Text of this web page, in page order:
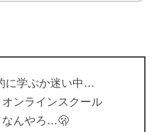
に学ぶか迷い中…
ンラインスクール
なんやろ…🫢